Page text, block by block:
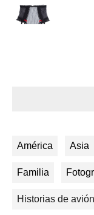
América Asia
Familia
Historias de avión